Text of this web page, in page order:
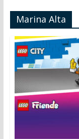
Marina Alta